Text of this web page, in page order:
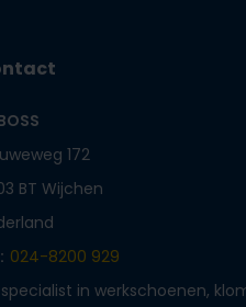
172
BT Wijchen
024-8200 929
in werkschoenen,